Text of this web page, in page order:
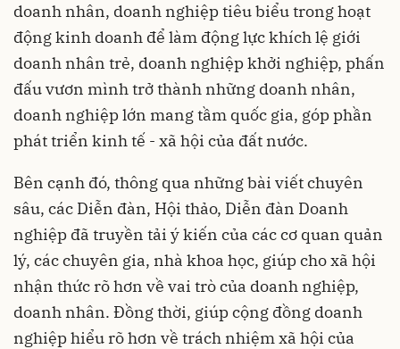
doanh nhân, doanh nghiệp tiêu biểu trong hoạt
động kinh doanh để làm động lực khích lệ giới
doanh nhân trẻ, doanh nghiệp khởi nghiệp, phấn
đấu vươn mình trở thành những doanh nhân,
doanh nghiệp lớn mang tầm quốc gia, góp phần
phát triển kinh tế - xã hội của đất nước.
Bên cạnh đó, thông qua những bài viết chuyên
sâu, các Diễn đàn, Hội thảo, Diễn đàn Doanh
nghiệp đã truyền tải ý kiến của các cơ quan quản
lý, các chuyên gia, nhà khoa học, giúp cho xã hội
nhận thức rõ hơn về vai trò của doanh nghiệp,
doanh nhân. Đồng thời, giúp cộng đồng doanh
nghiệp hiểu rõ hơn về trách nhiệm xã hội của